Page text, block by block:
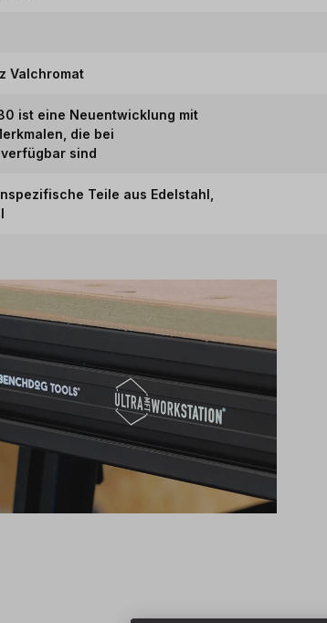
Valchromat
ist eine Neuentwicklung mit
die bei
sind
Teile aus Edelstahl,